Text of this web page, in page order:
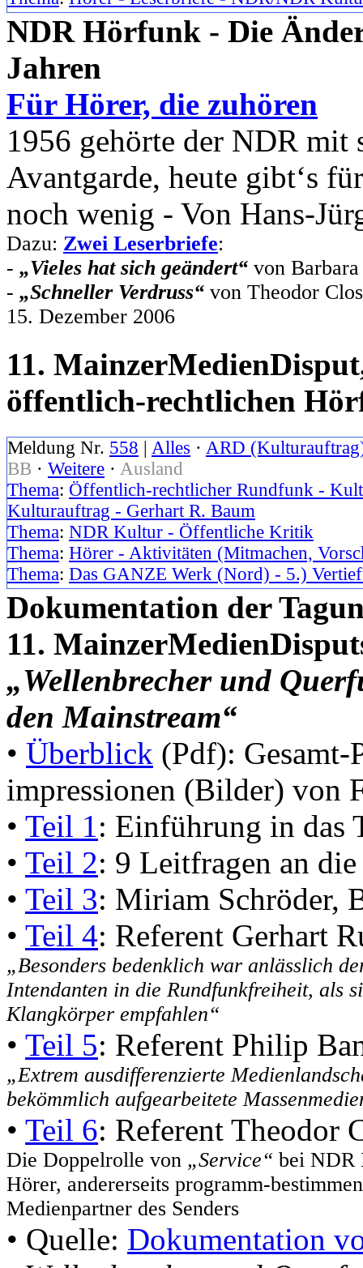
NDR Hörfunk - Die
Jahren
Für Hörer, die zuhören
1956 gehörte der NDR mit
Avantgarde, heute gibt‘s
noch wenig - Von Hans-
Dazu: Zwei Leserbriefe:
- „Vieles hat sich geändert“ von
- „Schneller Verdruss“ von Theodor
15. Dezember 2006
11.
öffentlich-rechtlichen
Meldung Nr. 558 | Alles · ARD
BB · Weitere · Ausland
Thema: Öffentlich-rechtlicher Rundfunk -
Kulturauftrag - Gerhart R. Baum
Thema: NDR Kultur - Öffentliche Kritik
Thema: Hörer - Aktivitäten (Mitmachen,
Thema: Das GANZE Werk (Nord) - 5.)
Dokumentation der
11.
„Wellenbrecher und
den Mainstream“
• Überblick (Pdf): Gesamt-
impressionen (Bilder) von
• Teil 1: Einführung in das
• Teil 2: 9 Leitfragen an
• Teil 3: Miriam Schröder,
• Teil 4: Referent Gerhart
„Besonders bedenklich war anlässlich
Intendanten in die Rundfunkfreiheit, als
Klangkörper empfahlen“
• Teil 5: Referent Philip
„Extrem ausdifferenzierte
bekömmlich aufgearbeitete
• Teil 6: Referent Theodor
Die Doppelrolle von „Service“ bei NDR
Hörer, andererseits programm-
Medienpartner des Senders
• Quelle: Dokumentation